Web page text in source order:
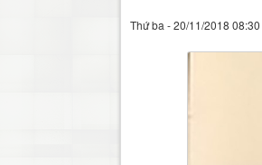
Thứ ba - 20/11/2018 08:30